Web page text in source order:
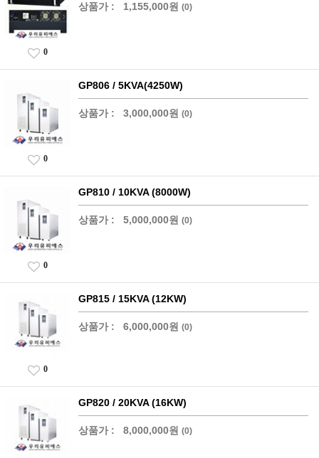
상품가 : 1,155,000원 (0)
0
GP806 / 5KVA(4250W)
상품가 : 3,000,000원 (0)
0
GP810 / 10KVA (8000W)
상품가 : 5,000,000원 (0)
0
GP815 / 15KVA (12KW)
상품가 : 6,000,000원 (0)
0
GP820 / 20KVA (16KW)
상품가 : 8,000,000원 (0)